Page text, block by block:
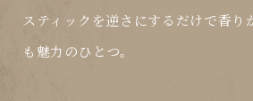
スティックを逆さにするだけで香り
も魅力のひとつ。